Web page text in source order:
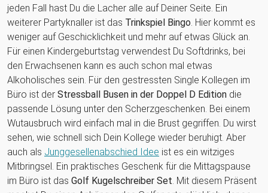
jeden Fall hast Du die Lacher alle auf Deiner Seite. Ein
weiterer Partyknaller ist das Trinkspiel Bingo . Hier kommt es
weniger auf Geschicklichkeit und mehr auf etwas Glück an.
Für einen Kindergeburtstag verwendest Du Softdrinks, bei
den Erwachsenen kann es auch schon mal etwas
Alkoholisches sein. Für den gestressten Single Kollegen im
Büro ist der Stressball Busen in der Doppel D Edition die
passende Lösung unter den Scherzgeschenken. Bei einem
Wutausbruch wird einfach mal in die Brust gegriffen. Du wirst
sehen, wie schnell sich Dein Kollege wieder beruhigt. Aber
auch als Junggesellenabschied Idee ist es ein witziges
Mitbringsel. Ein praktisches Geschenk für die Mittagspause
im Büro ist das Golf Kugelschreiber Set . Mit diesem Präsent